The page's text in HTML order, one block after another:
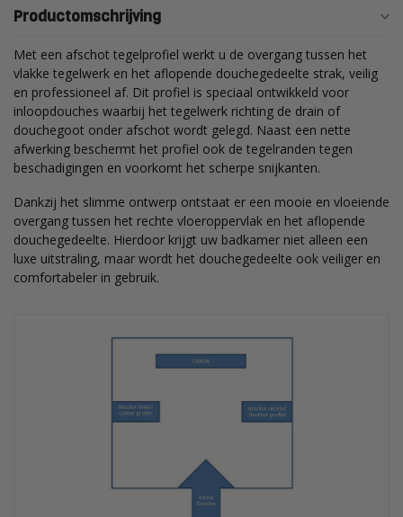
Productomschrijving
Met een afschot tegelprofiel werkt u de overgang tussen het
vlakke tegelwerk en het aflopende douchegedeelte strak, veilig
en professioneel af. Dit profiel is speciaal ontwikkeld voor
inloopdouches waarbij het tegelwerk richting de drain of
douchegoot onder afschot wordt gelegd. Naast een nette
afwerking beschermt het profiel ook de tegelranden tegen
beschadigingen en voorkomt het scherpe snijkanten.
Dankzij het slimme ontwerp ontstaat er een mooie en vloeiende
overgang tussen het rechte vloeroppervlak en het aflopende
douchegedeelte. Hierdoor krijgt uw badkamer niet alleen een
luxe uitstraling, maar wordt het douchegedeelte ook veiliger en
comfortabeler in gebruik.